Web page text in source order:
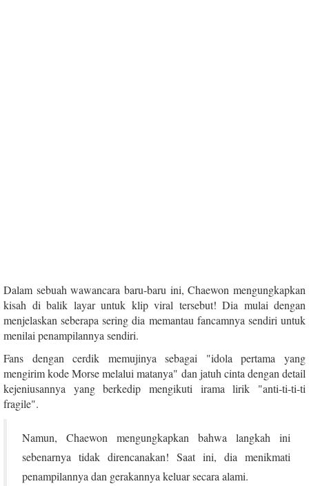
Dalam sebuah wawancara baru-baru ini, Chaewon mengungkapkan
kisah di balik layar untuk klip viral tersebut! Dia mulai dengan
menjelaskan seberapa sering dia memantau fancamnya sendiri untuk
menilai penampilannya sendiri.
Fans dengan cerdik memujinya sebagai "idola pertama yang
mengirim kode Morse melalui matanya" dan jatuh cinta dengan detail
kejeniusannya yang berkedip mengikuti irama lirik "anti-ti-ti-ti
fragile".
Namun, Chaewon mengungkapkan bahwa langkah ini
sebenarnya tidak direncanakan! Saat ini, dia menikmati
penampilannya dan gerakannya keluar secara alami.